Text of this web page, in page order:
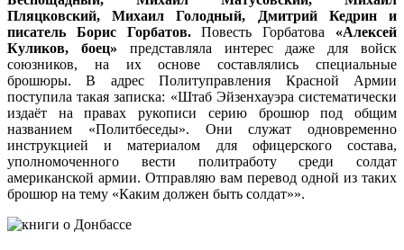
Пляцковский, Михаил Голодный, Дмитрий Кедрин и
писатель Борис Горбатов.Повесть Горбатова «Алексей
Куликов, боец» представляла интерес даже для войск
союзников, на их основе составлялись специальные
брошюры. В адрес Политуправления Красной Армии
поступила такая записка: «Штаб Эйзенхауэра систематически
издаёт на правах рукописи серию брошюр под общим
названием «Политбеседы». Они служат одновременно
инструкцией и материалом для офицерского состава,
уполномоченного вести политработу среди солдат
американской армии. Отправляю вам перевод одной из таких
брошюр на тему «Каким должен быть солдат»».